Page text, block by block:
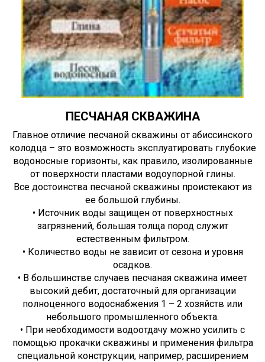
ПЕСЧАНАЯ СКВАЖИНА
Главное отличие песчаной скважины от абиссинского
колодца – это возможность эксплуатировать глубокие
водоносные горизонты, как правило, изолированные
от поверхности пластами водоупорной глины.
Все достоинства песчаной скважины проистекают из
ее большой глубины.
• Источник воды защищен от поверхностных
загрязнений, большая толща пород служит
естественным фильтром.
• Количество воды не зависит от сезона и уровня
осадков.
• В большинстве случаев песчаная скважина имеет
высокий дебит, достаточный для организации
полноценного водоснабжения 1 – 2 хозяйств или
небольшого промышленного объекта.
• При необходимости водоотдачу можно усилить с
помощью прокачки скважины и применения фильтра
специальной конструкции, например, расширением